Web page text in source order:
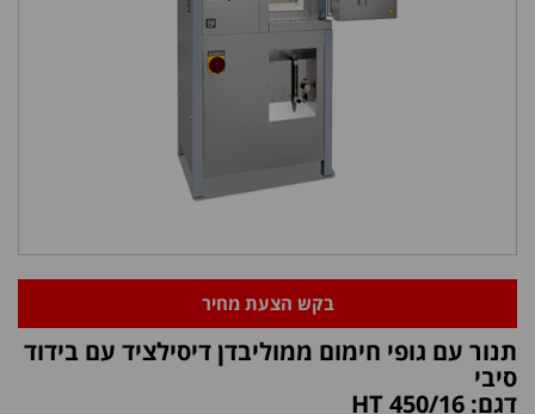
בקש הצעת מחיר
תנור עם גופי חימום ממוליבדן דיסילציד עם בידוד
סיבי
דגם: HT 450/16